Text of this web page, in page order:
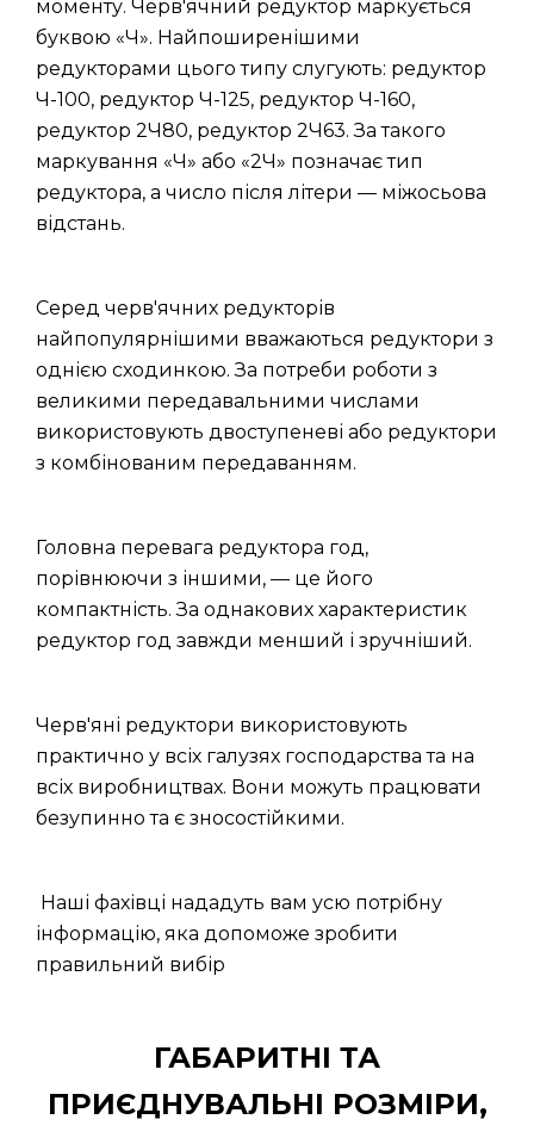
моменту. Черв'ячний редуктор маркується
буквою «Ч». Найпоширенішими
редукторами цього типу слугують: редуктор
Ч-100, редуктор Ч-125, редуктор Ч-160,
редуктор 2Ч80, редуктор 2Ч63. За такого
маркування «Ч» або «2Ч» позначає тип
редуктора, а число після літери — міжосьова
відстань.
Серед черв'ячних редукторів
найпопулярнішими вважаються редуктори з
однією сходинкою. За потреби роботи з
великими передавальними числами
використовують двоступеневі або редуктори
з комбінованим передаванням.
Головна перевага редуктора год,
порівнюючи з іншими, — це його
компактність. За однакових характеристик
редуктор год завжди менший і зручніший.
Черв'яні редуктори використовують
практично у всіх галузях господарства та на
всіх виробництвах. Вони можуть працювати
безупинно та є зносостійкими.
Наші фахівці нададуть вам усю потрібну
інформацію, яка допоможе зробити
правильний вибір
ГАБАРИТНІ ТА
ПРИЄДНУВАЛЬНІ РОЗМІРИ,